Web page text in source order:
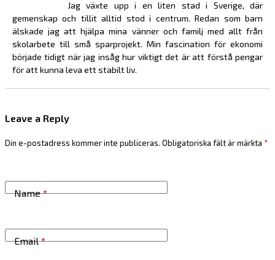
Jag växte upp i en liten stad i Sverige, där
gemenskap och tillit alltid stod i centrum. Redan som barn
älskade jag att hjälpa mina vänner och familj med allt från
skolarbete till små sparprojekt. Min fascination för ekonomi
började tidigt när jag insåg hur viktigt det är att förstå pengar
för att kunna leva ett stabilt liv.
Leave a Reply
Din e-postadress kommer inte publiceras. Obligatoriska fält är märkta *
Name*
Email*